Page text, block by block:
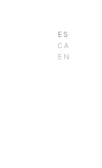
ES
CA
EN